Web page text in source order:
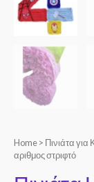
Home > Πινιάτα για
αριθμος στριφτό